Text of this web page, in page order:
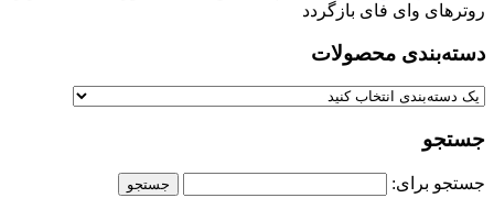
روترهای وای فای بازگردد
دسته‌بندی‌ محصولات
جستجو
جستجو برای: